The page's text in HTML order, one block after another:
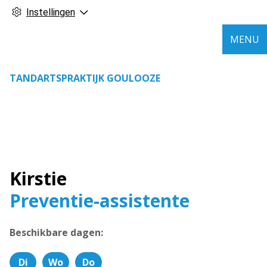
Instellingen
TANDARTSPRAKTIJK GOULOOZE
MENU
Kirstie
Preventie-assistente
Beschikbare dagen:
Di Wo Do